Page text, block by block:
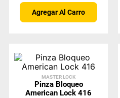
Agregar Al Carro
MASTER LOCK
Pinza Bloqueo
American Lock 416